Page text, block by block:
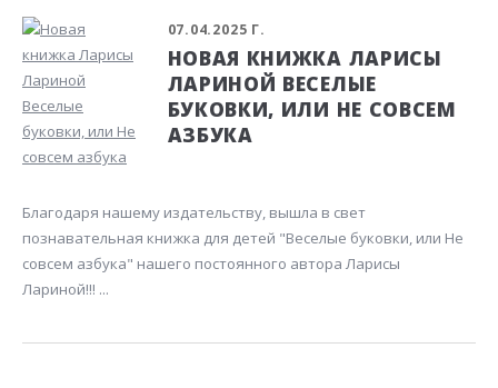
07.04.2025 Г.
НОВАЯ КНИЖКА ЛАРИСЫ
ЛАРИНОЙ ВЕСЕЛЫЕ
БУКОВКИ, ИЛИ НЕ СОВСЕМ
АЗБУКА
Благодаря нашему издательству, вышла в свет
познавательная книжка для детей "Веселые буковки, или Не
совсем азбука" нашего постоянного автора Ларисы
Лариной!!! ...